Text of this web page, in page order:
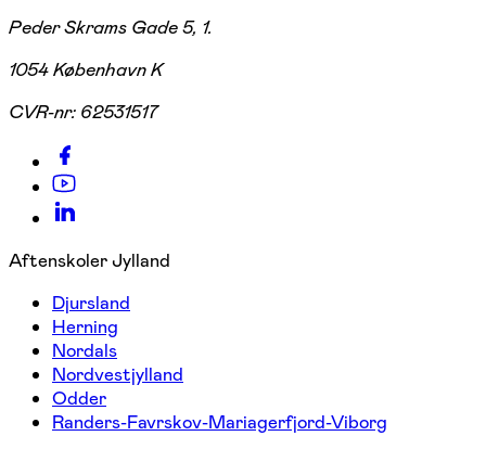
Peder Skrams Gade 5, 1.
1054 København K
CVR-nr: 62531517
Aftenskoler Jylland
Djursland
Herning
Nordals
Nordvestjylland
Odder
Randers-Favrskov-Mariagerfjord-Viborg